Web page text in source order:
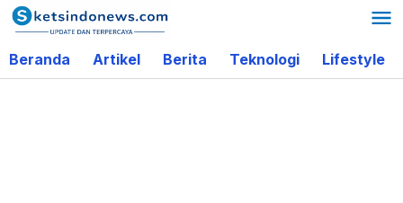
Lewati
ke
konten
Beranda Artikel Berita Teknologi Lifestyle